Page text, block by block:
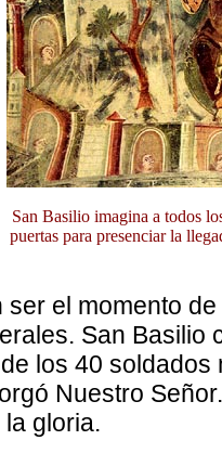
San Basilio imagina a todos
puertas para presenciar la
el momento
San Basilio
los 40 soldados
Nuestro
gloria.